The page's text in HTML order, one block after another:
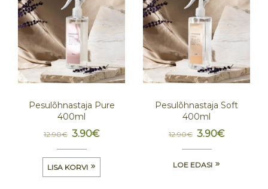
Pesulõhnastaja Pure
400ml
12.90€ 3.90€
LISA KORVI
Pesulõhnastaja Soft
400ml
12.90€ 3.90€
LOE EDASI